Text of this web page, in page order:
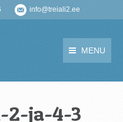
info@treiali2.ee
MENU
2-ja-4-3